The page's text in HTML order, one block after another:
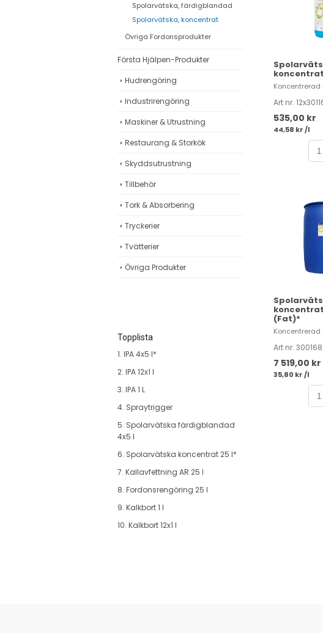
Spolarvätska, färdigblandad
Spolarvätska, koncentrat
Övriga Fordonsprodukter
Första Hjälpen-Produkter
Hudrengöring
Industrirengöring
Maskiner & Utrustning
Restaurang & Storkök
Skyddsutrustning
Tillbehör
Tork & Absorbering
Tryckerier
Tvätterier
Övriga Produkter
Topplista
1. IPA 4x5 l*
2. IPA 12x1 l
3. IPA 1 L
4. Spraytrigger
5. Spolarvätska färdigblandad
4x5 l
6. Spolarvätska koncentrat 25 l*
7. Kallavfettning AR 25 l
8. Fordonsrengöring 25 l
9. Kalkbort 1 l
10. Kalkbort 12x1 l
koncentrat
Art nr.
535,00 kr
44,58 kr /l
koncentrat
(Fat)*
Art nr. 300168
7 519,00 kr
35,80 kr /l